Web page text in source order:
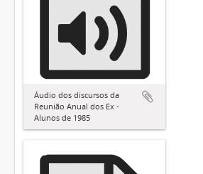
Áudio dos discursos da
Reunião Anual dos Ex -
Alunos de 1985